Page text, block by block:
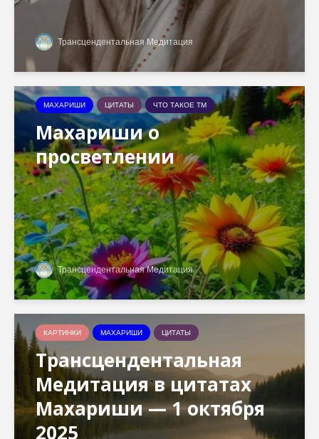
Трансцендентальная Медитация
МАХАРИШИ ЦИТАТЫ ЧТО ТАКОЕ ТМ
Махариши о
просветлении
Трансцендентальная Медитация
КАРТИНКИ МАХАРИШИ ЦИТАТЫ
Трансцендентальная
Медитация в цитатах
Махариши — 1 октября
2025